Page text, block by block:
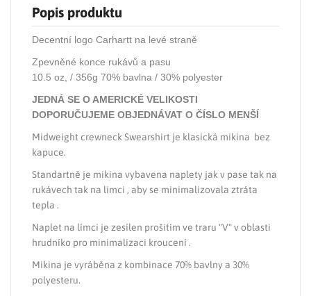
Popis produktu
Decentní logo Carhartt na levé straně
Zpevněné konce rukávů a pasu
10.5 oz, / 356g 70% bavlna / 30% polyester
JEDNÁ SE O AMERICKÉ VELIKOSTI
DOPORUČUJEME OBJEDNÁVAT O ČÍSLO MENŠÍ
Midweight crewneck Swearshirt je klasická mikina bez
kapuce.
Standartně je mikina vybavena naplety jak v pase tak na
rukávech tak na limci , aby se minimalizovala ztráta
tepla .
Naplet na límci je zesílen prošitím ve traru "V" v oblasti
hrudníko pro minimalizaci kroucení .
Mikina je vyráběna z kombinace 70% bavlny a 30%
polyesteru.